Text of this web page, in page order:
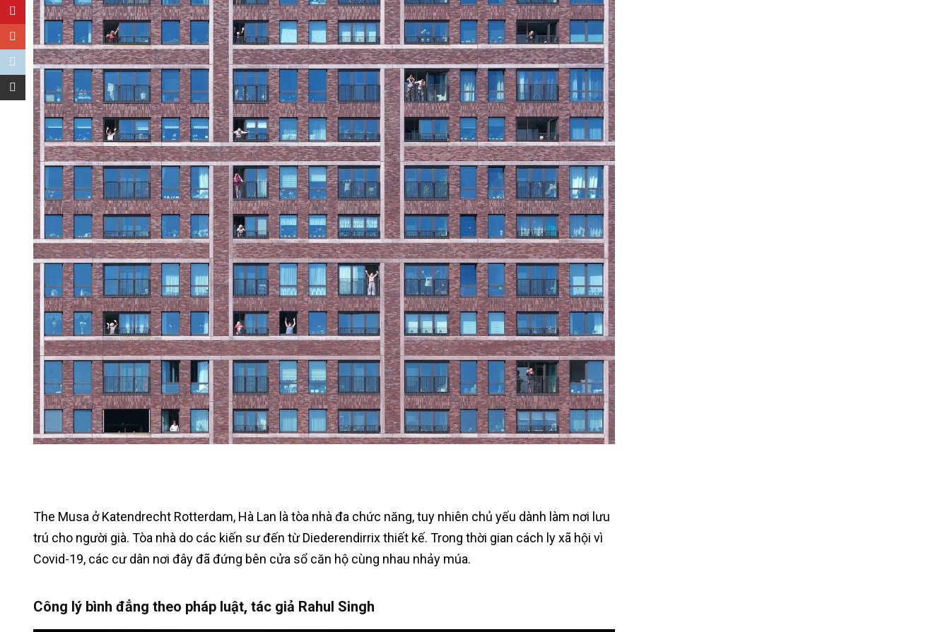
The Musa ở Katendrecht Rotterdam, Hà Lan là tòa nhà đa chức năng, tuy nhiên chủ yếu dành làm nơi lưu
trú cho người già. Tòa nhà do các kiến sư đến từ Diederendirrix thiết kế. Trong thời gian cách ly xã hội vì
Covid-19, các cư dân nơi đây đã đứng bên cửa sổ căn hộ cùng nhau nhảy múa.
Công lý bình đẳng theo pháp luật, tác giả Rahul Singh